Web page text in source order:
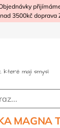
3500kč doprava
MAGNA